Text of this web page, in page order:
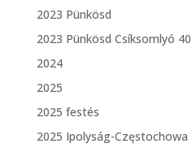
2023 Pünkösd
2023 Pünkösd Csíksomlyó 40
2024
2025
2025 festés
2025 Ipolyság-Częstochowa